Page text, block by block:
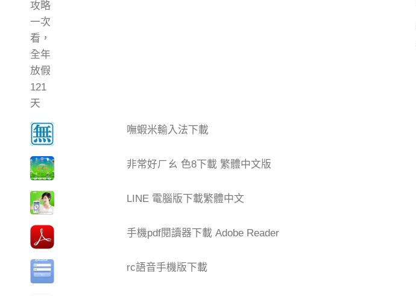
嘸蝦米輸入法下載
非常好ㄏㄠ 色8下載 繁體中文版
LINE 電腦版下載繁體中文
手機pdf閱讀器下載 Adobe Reader
rc語音手機版下載